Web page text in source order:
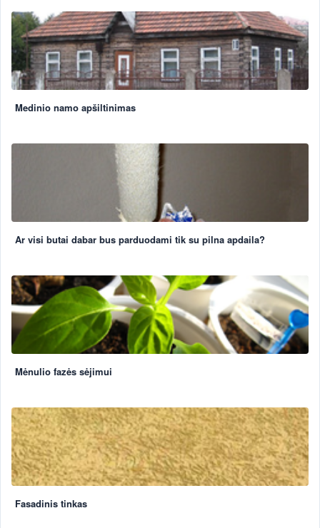
Medinio namo apšiltinimas
Ar visi butai dabar bus parduodami tik su pilna apdaila?
Mėnulio fazės sėjimui
Fasadinis tinkas